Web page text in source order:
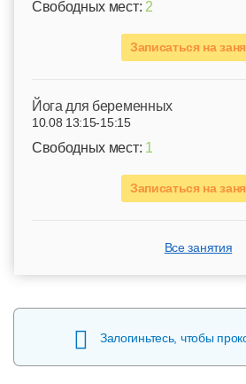
Свободных мест: 2
Записаться на
Йога для беременных
10.08 13:15-15:15
Свободных мест: 1
Записаться на
Все занятия
Залогиньтесь, чтобы